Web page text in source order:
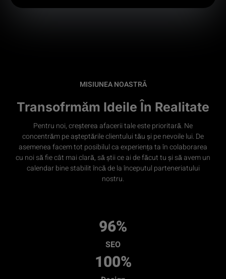
MISIUNEA NOASTRĂ
Transofrmăm Ideile În Realitate
Pentru noi, creșterea afacerii tale este prioritară. Ne
concentrăm pe așteptările clientului tău și pe nevoile lui. De
asemenea facem tot posibilul ca experiența ta în colaborarea
cu noi să fie cât mai clară, să știi ce ai de făcut tu și să avem un
calendar bine stabilit încă de la începutul parteneriatului
nostru.
96%
SEO
100%